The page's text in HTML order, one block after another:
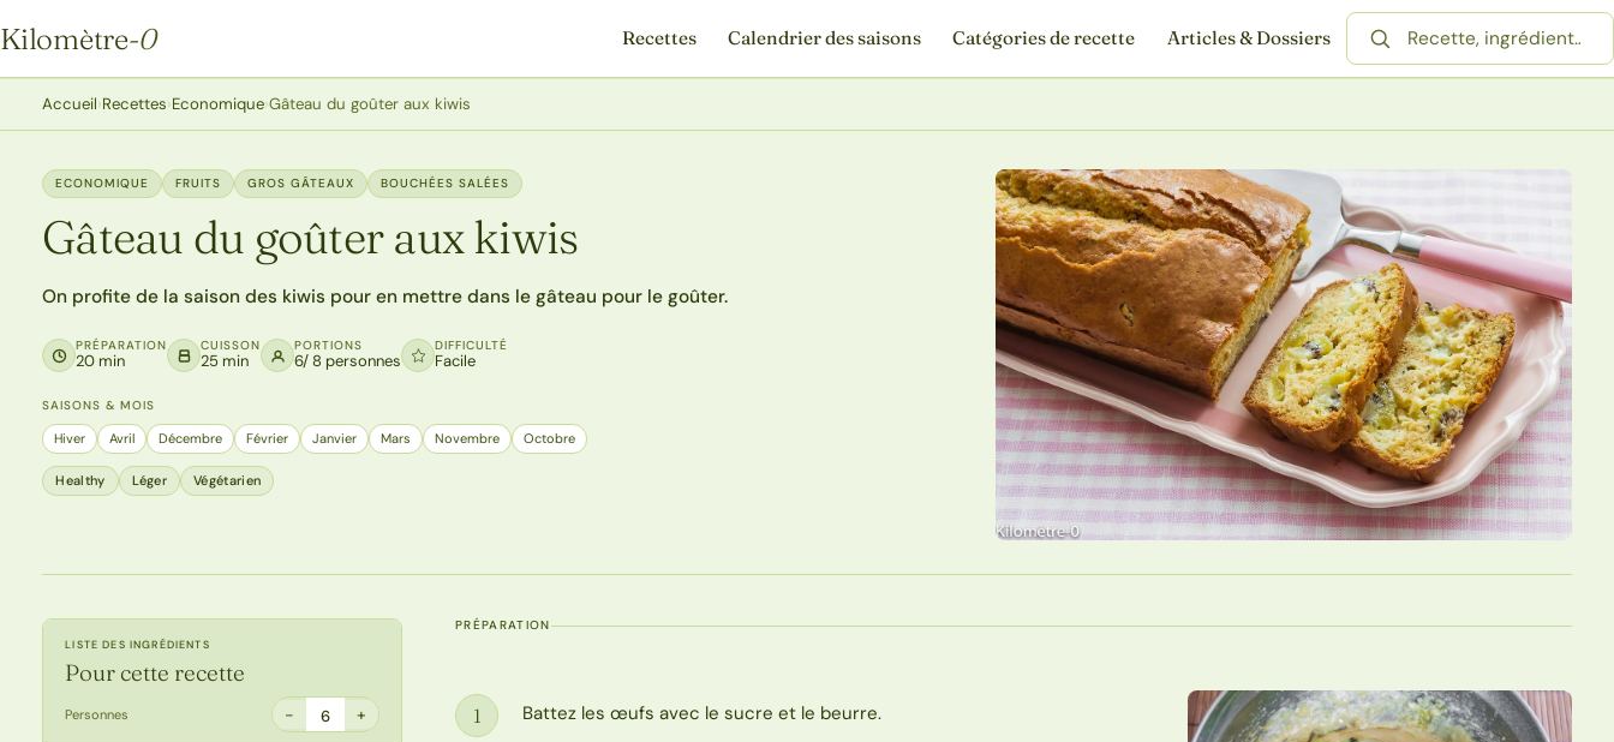
Kilomètre-0
Kilomètre-0
Recettes Calendrier des saisons Catégories de recette Articles & Dossiers
Rechercher une recette
Accueil›Recettes›Economique›Gâteau du goûter aux kiwis
ECONOMIQUE FRUITS GROS GÂTEAUX BOUCHÉES SALÉES
Gâteau du goûter aux kiwis
On profite de la saison des kiwis pour en mettre dans le gâteau pour le goûter.
PRÉPARATION
20 min
CUISSON
25 min
PORTIONS
6/ 8 personnes
DIFFICULTÉ
Facile
SAISONS & MOIS
Hiver Avril Décembre Février Janvier Mars Novembre Octobre
Healthy Léger Végétarien
LISTE DES INGRÉDIENTS
Pour cette recette
Personnes − 6 +
PRÉPARATION
Étape
1
Battez les œufs avec le sucre et le beurre.